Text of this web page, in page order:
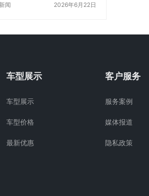
、大巴车成本较高，中巴车凭
。 那么，北京中巴车租赁公
公司？ 从行业经验来看，一家
理体系、专业司机团队以及成
凭借多年行业经…
闻 2026年6月22日
车型展示
车型展示
车型价格
最新优惠
客户服务
服务案例
媒体报道
隐私政策